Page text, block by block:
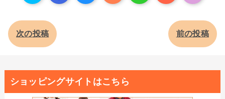
次の投稿 前の投稿
ショッピングサイトはこちら